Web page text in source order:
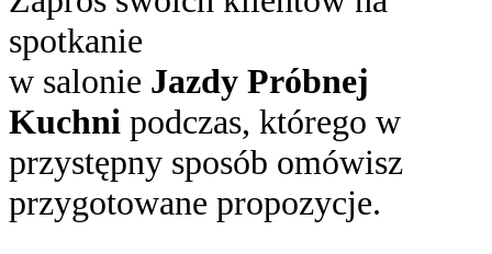
spotkanie
w salonie Jazdy Próbnej
Kuchni podczas, którego w
przystępny sposób omówisz
przygotowane propozycje.